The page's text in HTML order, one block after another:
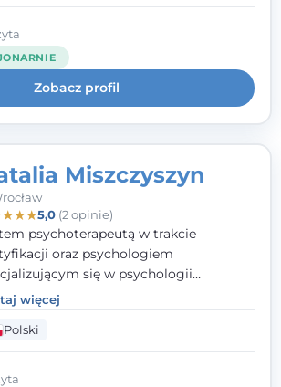
kryzysowej i seksuologii
na SWPS we Wrocławiu. W pracy
się empatią, etyką zawodową i
na potrzeby klienta.
Zobacz profil
Miszczyszyn
★★★5,0(2 opinie)
psychoterapeutą w trakcie
oraz psychologiem
się w psychologii
Ukończyłam również studia
z Praktycznej Diagnozy
Aktywnie uczestniczę w
Polskiego Towarzystwa
oraz Polskiego
więcej
Polski